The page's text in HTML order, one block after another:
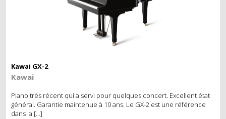
Kawai GX-2
Kawai
Piano très récent qui a servi pour quelques concert. Excellent état
général. Garantie maintenue à 10 ans. Le GX-2 est une référence
dans la […]